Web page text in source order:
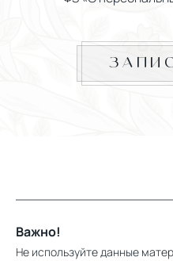
Важно!
Не используйте данные